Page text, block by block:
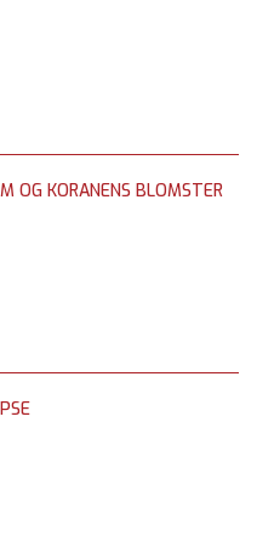
OG KORANENS BLOMSTER